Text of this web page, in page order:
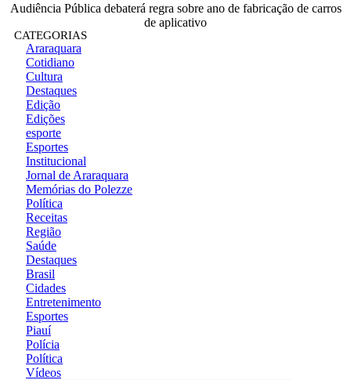
Audiência Pública debaterá regra sobre ano de fabricação de carros
de aplicativo
CATEGORIAS
Araraquara
Cotidiano
Cultura
Destaques
Edição
Edições
esporte
Esportes
Institucional
Jornal de Araraquara
Memórias do Polezze
Política
Receitas
Região
Saúde
Destaques
Brasil
Cidades
Entretenimento
Esportes
Piauí
Polícia
Política
Vídeos